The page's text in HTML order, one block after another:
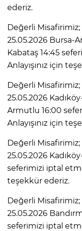
ederiz.
Değerli
25.05.2026 Bursa-
Kabataş 14:45
Anlayışınız için
Değerli
25.05.2026
Armutlu 16:00
Anlayışınız için
Değerli
25.05.2026
seferimizi iptal
teşekkür ederiz.
Değerli
25.05.2026
seferimizi iptal